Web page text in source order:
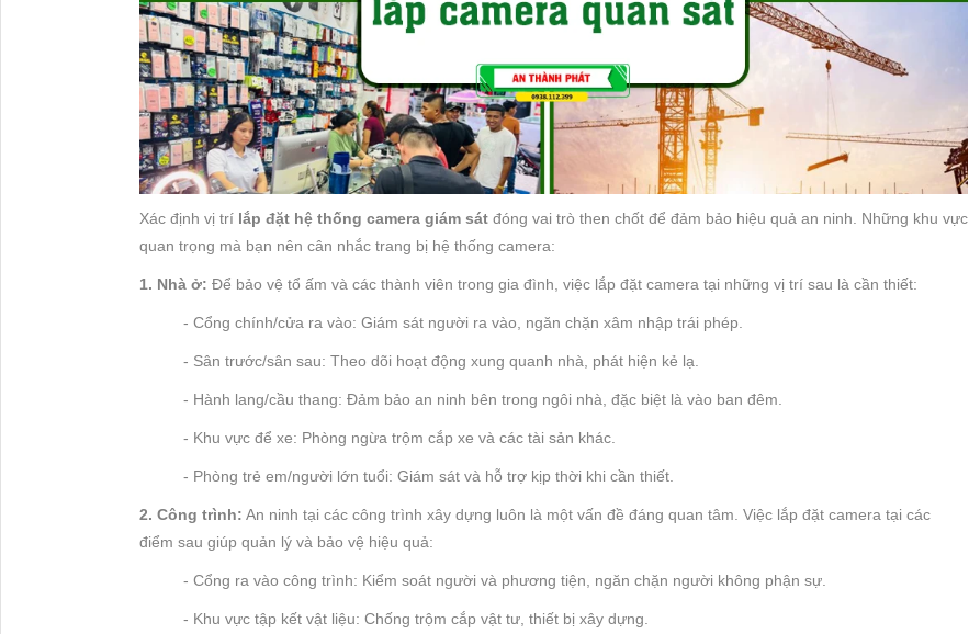
Xác định vị trí lắp đặt hệ thống camera giám sát đóng vai trò then chốt để đảm bảo hiệu quả an ninh. Những khu vực
quan trọng mà bạn nên cân nhắc trang bị hệ thống camera:
1. Nhà ở: Để bảo vệ tổ ấm và các thành viên trong gia đình, việc lắp đặt camera tại những vị trí sau là cần thiết:
- Cổng chính/cửa ra vào: Giám sát người ra vào, ngăn chặn xâm nhập trái phép.
- Sân trước/sân sau: Theo dõi hoạt động xung quanh nhà, phát hiện kẻ lạ.
- Hành lang/cầu thang: Đảm bảo an ninh bên trong ngôi nhà, đặc biệt là vào ban đêm.
- Khu vực để xe: Phòng ngừa trộm cắp xe và các tài sản khác.
- Phòng trẻ em/người lớn tuổi: Giám sát và hỗ trợ kịp thời khi cần thiết.
2. Công trình: An ninh tại các công trình xây dựng luôn là một vấn đề đáng quan tâm. Việc lắp đặt camera tại các
điểm sau giúp quản lý và bảo vệ hiệu quả:
- Cổng ra vào công trình: Kiểm soát người và phương tiện, ngăn chặn người không phận sự.
- Khu vực tập kết vật liệu: Chống trộm cắp vật tư, thiết bị xây dựng.